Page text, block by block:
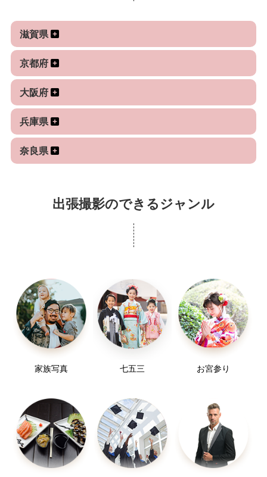
✤元幼稚園教諭だからこそできるお子様への配慮が
ご好評いただいております。お子様の自然な笑顔を
撮影できます。
ぜひ、こんなの撮りたいと希望が御座いましたら一
緒に作品を作り上げましょう? ぜひ、お気軽にご相
談ください✨
✤七五三やお宮参りは、着付けのシーンからお撮り
するのもオススメ致します。ご自宅からですとリラ
残せますし、最後は神社で参拝シーンという流れに
なります！
その時だけではなくその日の思い出にいかがでしょ
て頂いております！
✤色味や明るさ、肌補正など、レタッチ(編集)も行っ
たうえで納品いたします。
ご希望の写真の雰囲気やレタッチ(編集)がありました
ら撮影前にお知らせください。
(明るめ、しっとり、コントラストしっかり等…)
撮影中も写真のチェックをして頂き、好みの写真を
納品できるようにしていますのでお気軽にお声がけ
ください。
有難いことにリピーター様も多く2回、3回とお会い
出来る事大変嬉しいです♪̊̈♪̆̈
リピーター様にはなるべく撮影をお受けしたいので
ぜひ、ご相談時にリピーターとのことを教えて頂け
ればその後のヒアリングもスムーズになりますので
よろしくお願い致します。
新規様も大変ありがとう御座います！
御新規様とはしっかり打ち合わせをしてご希望に添
秋の七五三、お宮参りの予約が大変増えて来まし
気軽にお問い合わせください。
地域によりおすすめの場所などもご提案も可能です
のでますがお気軽に御相談ください。お待ちしてお
ります☺︎
ー、入園・入学、卒園・卒業など幅広く受付中で
す。
希望のお日にちや時間帯がありましたが早めのお問
い合わせをよろしくお願いします。
滋賀県
京都府
大阪府
兵庫県
奈良県
出張撮影のできるジャンル
家族写真 七五三 お宮参り